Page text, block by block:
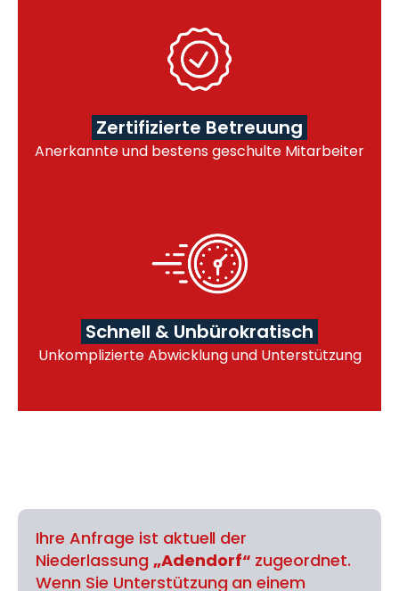
Zertifizierte Betreuung
Anerkannte und bestens geschulte Mitarbeiter
Schnell & Unbürokratisch
Unkomplizierte Abwicklung und Unterstützung
Ihre Anfrage ist aktuell der
Niederlassung „Adendorf“ zugeordnet.
Wenn Sie Unterstützung an einem